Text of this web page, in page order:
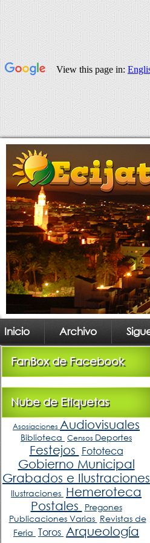
Inicio Archivo
FanBox de Facebook
Nube de Etiquetas
Asosiaciones Audiovisuales
Biblioteca Censos Deportes
Festejos Fototeca
Gobierno Municipal
Grabados e Ilustraciones
Ilustraciones Hemeroteca
Postales
Pregones
Publicaciones Varias Revistas de
Feria Toros Arqueología